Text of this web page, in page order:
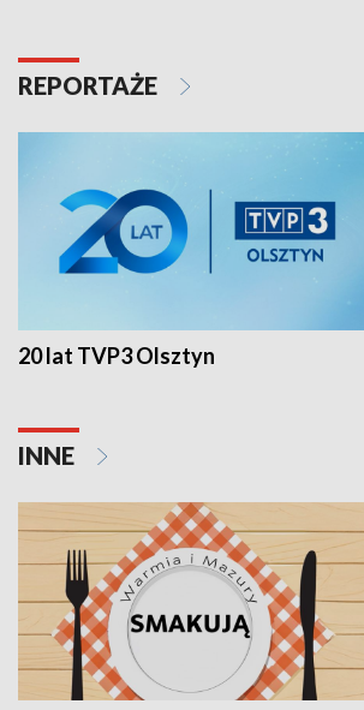
REPORTAŻE
20 lat TVP3 Olsztyn
INNE